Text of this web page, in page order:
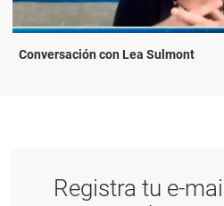
Conversación con Lea Sulmont
Registra tu e-